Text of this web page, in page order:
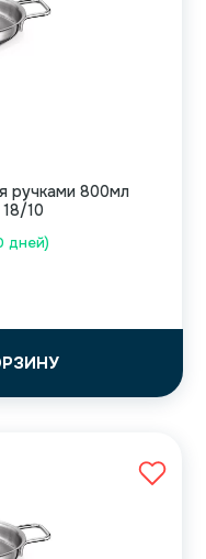
дней)
ручками 800мл
10